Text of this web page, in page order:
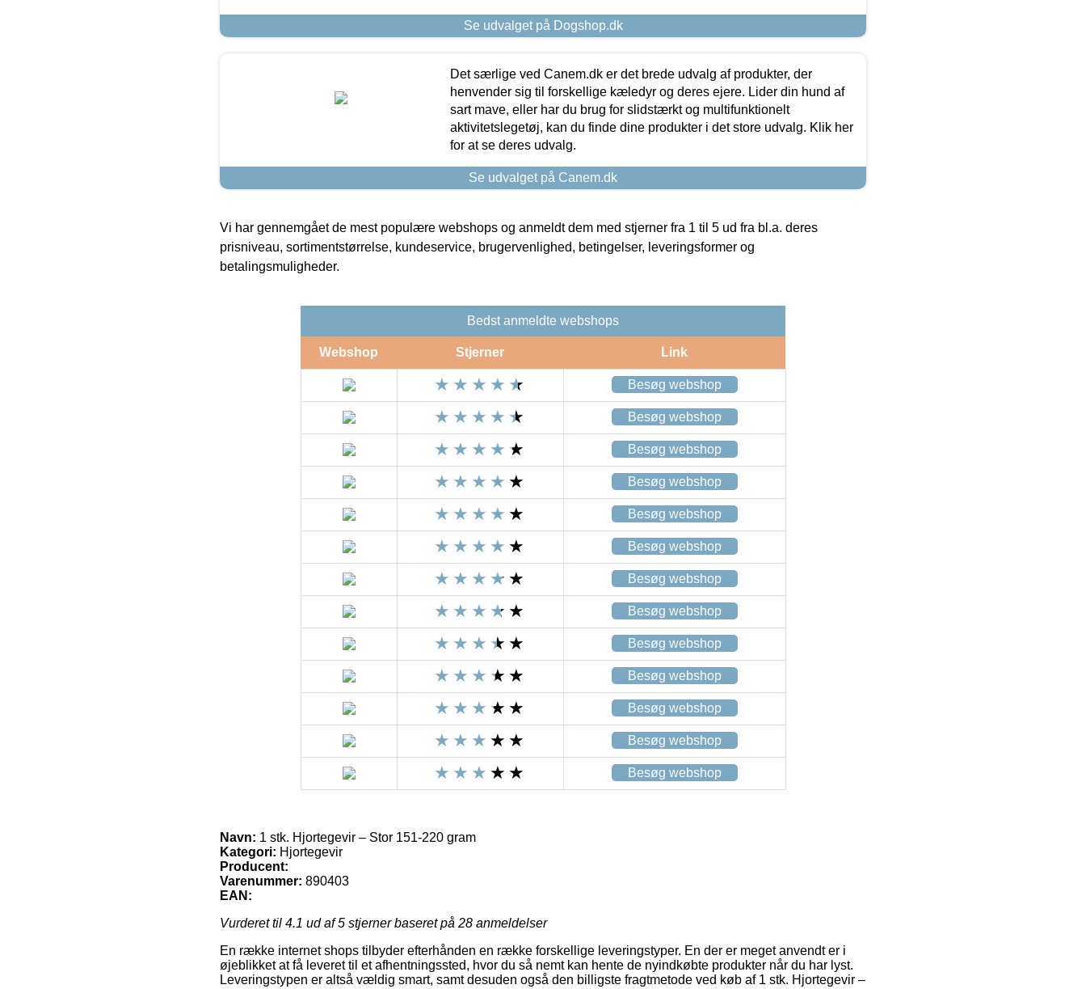
Se udvalget på Dogshop.dk
Det særlige ved Canem.dk er det brede udvalg af produkter, der
henvender sig til forskellige kæledyr og deres ejere. Lider din hund af
sart mave, eller har du brug for slidstærkt og multifunktionelt
aktivitetslegetøj, kan du finde dine produkter i det store udvalg. Klik her
for at se deres udvalg.
Se udvalget på Canem.dk
Vi har gennemgået de mest populære webshops og anmeldt dem med stjerner fra 1 til 5 ud fra bl.a. deres
prisniveau, sortimentstørrelse, kundeservice, brugervenlighed, betingelser, leveringsformer og
betalingsmuligheder.
Bedst anmeldte webshops
Webshop Stjerner Link
Besøg webshop
Besøg webshop
Besøg webshop
Besøg webshop
Besøg webshop
Besøg webshop
Besøg webshop
Besøg webshop
Besøg webshop
Besøg webshop
Besøg webshop
Besøg webshop
Besøg webshop
Navn: 1 stk. Hjortegevir – Stor 151-220 gram
Kategori: Hjortegevir
Producent:
Varenummer: 890403
EAN:
Vurderet til 4.1 ud af 5 stjerner baseret på 28 anmeldelser
En række internet shops tilbyder efterhånden en række forskellige leveringstyper. En der er meget anvendt er i
øjeblikket at få leveret til et afhentningssted, hvor du så nemt kan hente de nyindkøbte produkter når du har lyst.
Leveringstypen er altså vældig smart, samt desuden også den billigste fragtmetode ved køb af 1 stk. Hjortegevir –